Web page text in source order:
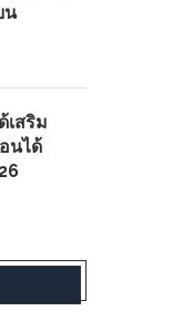
น
เสริม
นได้